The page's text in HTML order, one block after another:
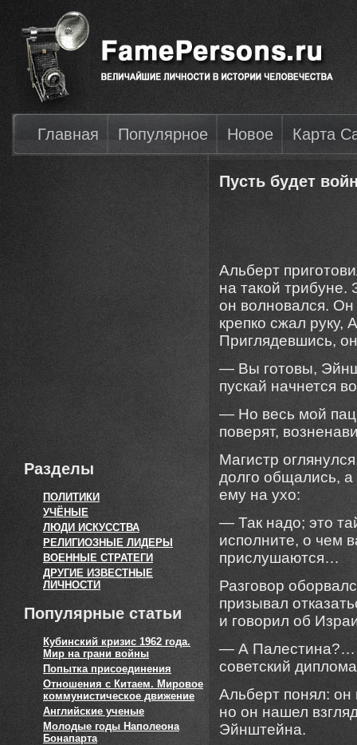
Главная Популярное Новое Карта
Разделы
ПОЛИТИКИ
УЧЁНЫЕ
ЛЮДИ ИСКУССТВА
РЕЛИГИОЗНЫЕ ЛИДЕРЫ
ВОЕННЫЕ СТРАТЕГИ
ДРУГИЕ ИЗВЕСТНЫЕ
ЛИЧНОСТИ
Популярные статьи
Кубинский кризис 1962 года.
Мир на грани войны
Попытка присоединения
Отношения с Китаем. Мировое
коммунистическое движение
Английские ученые
Молодые годы Наполеона
Бонапарта
Пусть будет
Альберт
на такой трибуне.
он волновался.
крепко сжал руку,
Приглядевшись,
— Вы готовы,
пускай начнется
— Но весь мой
поверят,
Магистр
долго общались, а
ему на ухо:
— Так надо; это
исполните, о чем
прислушаются…
Разговор
призывал
и говорил об
— А Палестина?…
советский
Альберт понял: он
но он нашел
Эйнштейна.